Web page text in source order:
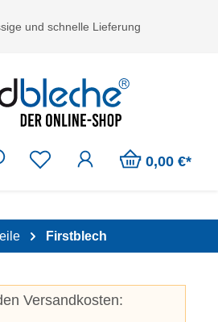
und schnelle Lieferung
0,00 €*
Firstblech
Versandkosten: